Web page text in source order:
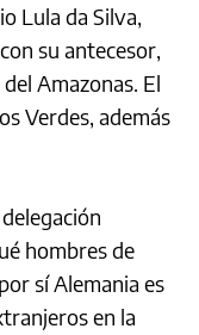
Lula da Silva,
su antecesor,
Amazonas. El
Verdes, además
hombres de
sí Alemania es
en la